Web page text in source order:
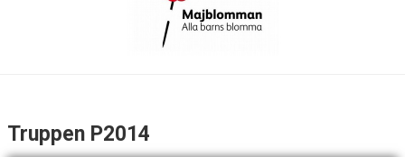
BILDGALLERI
Truppen P2014